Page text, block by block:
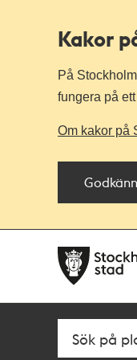
Kakor
På
fungera på
Om kakor på
navigationen
huvudinnehållet
Fritextsök